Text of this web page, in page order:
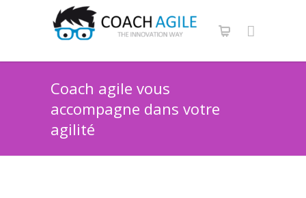
Coach agile vous
accompagne dans votre
agilité